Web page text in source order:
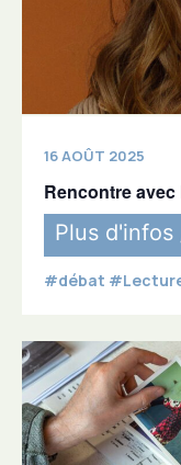
16 AOÛT 2025
Rencontre avec
Plus d'infos
#débat